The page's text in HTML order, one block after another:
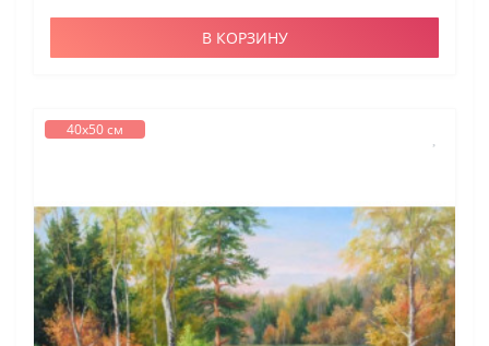
В КОРЗИНУ
40х50 см